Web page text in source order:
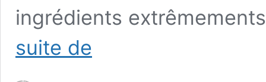
ingrédients
suite de